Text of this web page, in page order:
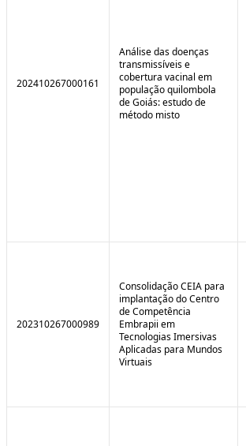
202410267000161
Análise das doenças
transmissíveis e
cobertura vacinal em
população quilombola
de Goiás: estudo de
método misto
202310267000989
Consolidação CEIA para
implantação do Centro
de Competência
Embrapii em
Tecnologias Imersivas
Aplicadas para Mundos
Virtuais